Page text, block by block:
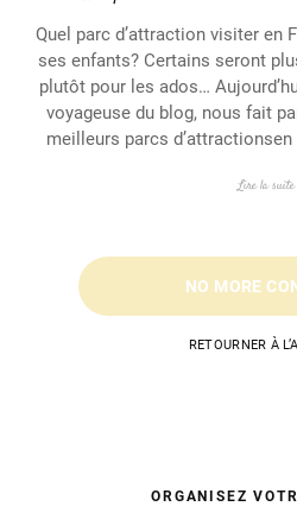
Quel parc d’attraction visiter en
ses enfants? Certains seront
plutôt pour les ados…
voyageuse du blog, nous fait
meilleurs parcs d’attractionsen
Lire la suite
NO MORE
RETOURNER À
ORGANISEZ